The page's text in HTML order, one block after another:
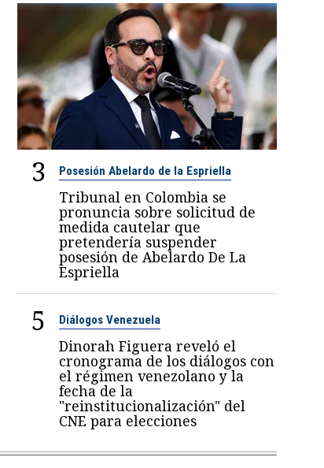
3 Posesión Abelardo de la Espriella
Tribunal en Colombia se
pronuncia sobre solicitud de
medida cautelar que
pretendería suspender
posesión de Abelardo De La
Espriella
5 Diálogos Venezuela
Dinorah Figuera reveló el
cronograma de los diálogos con
el régimen venezolano y la
fecha de la
"reinstitucionalización" del
CNE para elecciones